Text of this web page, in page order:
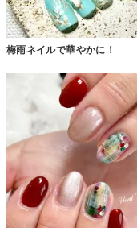
梅雨ネイルで華やかに！